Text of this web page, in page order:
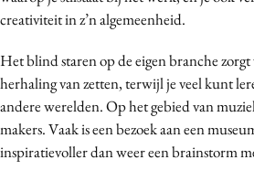
creativiteit in z’n algemeenheid.
Het blind staren op de eigen branche zorgt
herhaling van zetten, terwijl je veel kunt
andere werelden. Op het gebied van
makers. Vaak is een bezoek aan een
inspiratievoller dan weer een brainstorm